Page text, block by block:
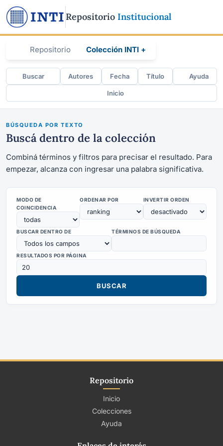
Repositorio Institucional
Repositorio Colección INTI +
Buscar Autores Fecha Título Ayuda
Inicio
BÚSQUEDA POR TEXTO
Buscá dentro de la colección
Combiná términos y filtros para precisar el resultado. Para
empezar, alcanza con ingresar una palabra significativa.
MODO DE
COINCIDENCIA
ORDENAR POR INVERTIR ORDEN
BUSCAR DENTRO DE
RESULTADOS POR PÁGINA
TÉRMINOS DE BÚSQUEDA
Repositorio
Inicio
Colecciones
Ayuda